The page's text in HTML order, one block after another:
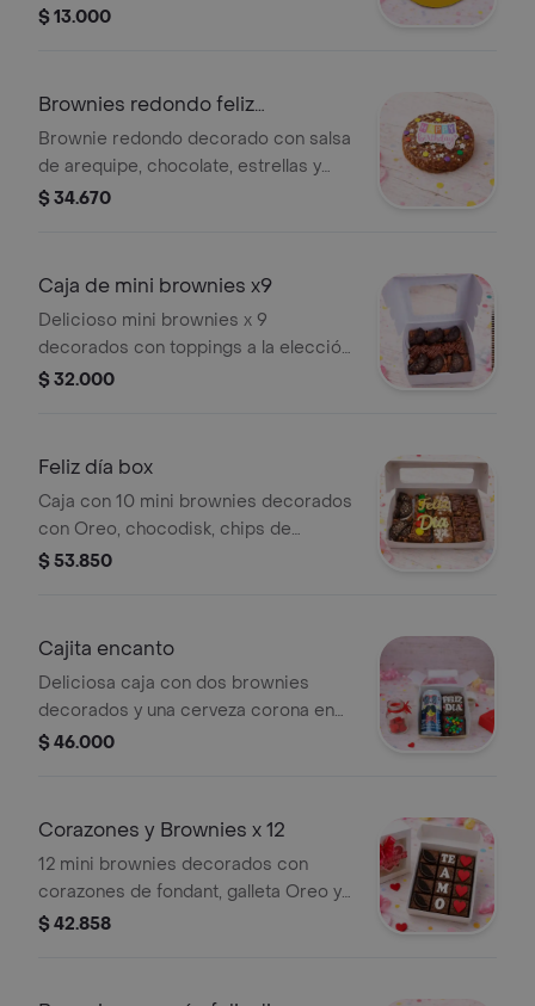
estrellas y mensaje 'Happy Birthday'.
$ 13.000
Brownies redondo feliz
cumpleaños
Brownie redondo decorado con salsa
de arequipe, chocolate, estrellas y
chips de chocolate blanco. Incluye un
lazo y tarjeta de/para.
$ 34.670
Caja de mini brownies x9
Delicioso mini brownies x 9
decorados con toppings a la elección
en su caja con lazo y tarjeta. Tamaño
$ 32.000
Feliz día box
Caja con 10 mini brownies decorados
con Oreo, chocodisk, chips de
chocolate y Nutella. Incluye mensaje
$ 53.850
Cajita encanto
Deliciosa caja con dos brownies
decorados y una cerveza corona en
lata,con su lazo y tarjeta (de-para).
$ 46.000
Corazones y Brownies x 12
12 mini brownies decorados con
corazones de fondant, galleta Oreo y
las letras 'Te amo' en fondant.
$ 42.858